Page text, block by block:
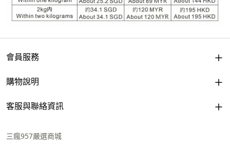
會員服務
購物說明
客服與聯絡資訊
三瘋957嚴選商城